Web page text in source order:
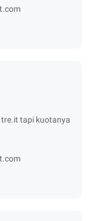
tapi kuotanya